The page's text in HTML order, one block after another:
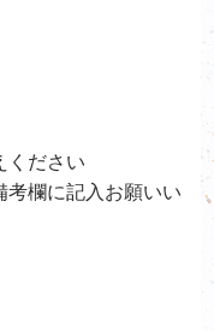
ださい
に記入お願いい